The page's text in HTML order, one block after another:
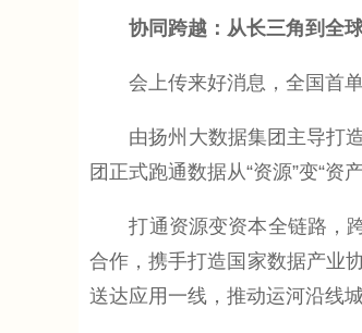
协同跨越：从长三角到全球
会上传来好消息，全国首单
由扬州大数据集团主导打造
团正式跑通数据从“资源”变“资
打通资源变资本全链路，跨
合作，携手打造国家数据产业
送达应用一线，推动运河沿线